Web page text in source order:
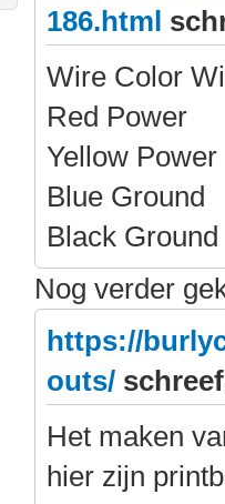
186.html
Wire Color
Red Power
Yellow Power
Blue Ground
Black Ground
Nog verder
https://
outs/
Het maken
hier zijn